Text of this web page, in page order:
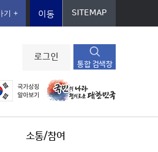
이동 SITEMAP
로그인
통합 검색창
소통/참여